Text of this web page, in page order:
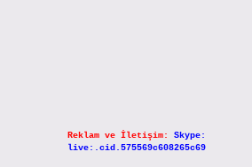
Reklam ve İletişim:
Skype:
live:.cid.575569c608265c69